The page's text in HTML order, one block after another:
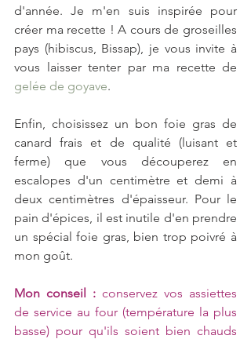
d'année. Je m'en suis inspirée pour
créer ma recette ! A cours de groseilles
pays (hibiscus, Bissap), je vous invite à
gelée de goyave.
Enfin, choisissez un bon foie gras de
canard frais et de qualité (luisant et
ferme) que vous découperez en
escalopes d'un centimètre et demi à
deux centimètres d'épaisseur. Pour le
pain d'épices, il est inutile d'en prendre
un spécial foie gras, bien trop poivré à
mon goût.
Mon conseil : conservez vos assiettes
de service au four (température la plus
basse) pour qu'ils soient bien chauds